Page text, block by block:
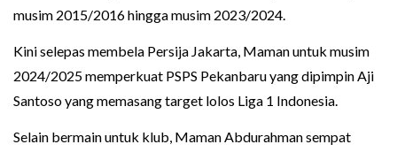
musim 2015/2016 hingga musim 2023/2024.
Kini selepas membela Persija Jakarta, Maman untuk musim
2024/2025 memperkuat PSPS Pekanbaru yang dipimpin Aji
Santoso yang memasang target lolos Liga 1 Indonesia.
Selain bermain untuk klub, Maman Abdurahman sempat